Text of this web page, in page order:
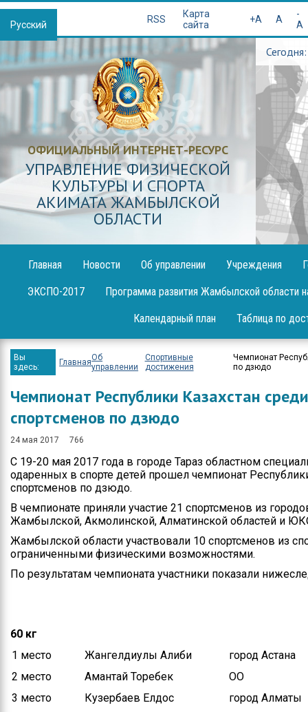
Русский
RSS
Карта
сайта
+A A
-
A
ОФИЦИАЛЬНЫЙ ИНТЕРНЕТ-РЕСУРС
УПРАВЛЕНИЕ ФИЗИЧЕСКОЙ
КУЛЬТУРЫ И СПОРТА
АКИМАТА ЖАМБЫЛСКОЙ
ОБЛАСТИ
Главная Новости
Об управлении
Публикация
декларации
Вопрос-ответ
Проекты
Положение
Приём физических и
юридических лиц
Спортивные
достижения
Результаты и отчеты
Официальные
выступления
Руководство
управления
Учреждения
ЭКСПО-2017 Программа развития Жамбылской области
Календарный план Таблица по
Вы
здесь:
ГлавнаяОб
управлении
Спортивные
достижения
Чемпионат
по дзюдо
Чемпионат Республики Казахстан
спортсменов по дзюдо
24 мая 2017 766
С 19-20 мая 2017 года в городе Тараз областном
одаренных в спорте детей прошел чемпионат
спортсменов по дзюдо.
В чемпионате приняли участие 21 спортсменов из
Жамбылской, Акмолинской, Алматинской областей и
Жамбылской области участвовали 10 спортсменов из
ограниченными физическими возможностями.
По результатам чемпионата участники показали
60 кг
1 место
Жангелдиулы Алиби
город Астана
2 место
Амантай Торебек
ОҚО
3 место
Кузербаев Елдос
город Алматы